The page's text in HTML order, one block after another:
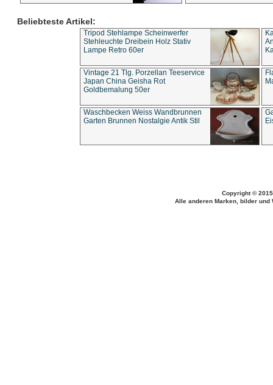
Beliebteste Artikel:
Tripod Stehlampe Scheinwerfer
Stehleuchte Dreibein Holz Stativ
Lampe Retro 60er
Vintage 21 Tlg. Porzellan Teeservice
Japan China Geisha Rot
Goldbemalung 50er
Waschbecken Weiss Wandbrunnen
Garten Brunnen Nostalgie Antik Stil
Copyright ©
Alle anderen Marken, bilder und